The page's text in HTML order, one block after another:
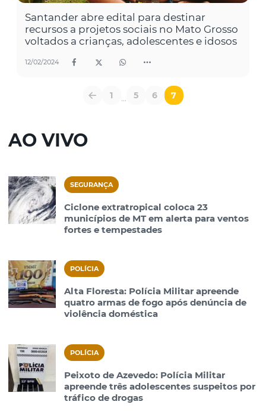
Santander abre edital para destinar
recursos a projetos sociais no Mato Grosso
voltados a crianças, adolescentes e idosos
12/02/2024
1 ... 5 6 7
AO VIVO
SEGURANÇA
Ciclone extratropical coloca 23
municípios de MT em alerta para ventos
fortes e tempestades
POLÍCIA
Alta Floresta: Polícia Militar apreende
quatro armas de fogo após denúncia de
violência doméstica
POLÍCIA
Peixoto de Azevedo: Polícia Militar
apreende três adolescentes suspeitos por
tráfico de drogas